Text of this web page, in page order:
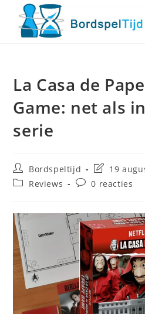
inhoud
La Casa de
Game: net als
serie
Bericht
auteur:
Bordspeltijd
Laatste
wijziging
in
19
Berichtcategorie:
Reviews
Bericht0 reacties